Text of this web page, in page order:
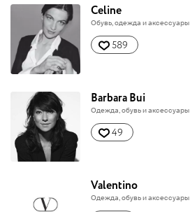
Celine
Обувь, одежда и аксессуары
589
Barbara Bui
Одежда, обувь и аксессуары
49
Valentino
Одежда, обувь и аксессуары